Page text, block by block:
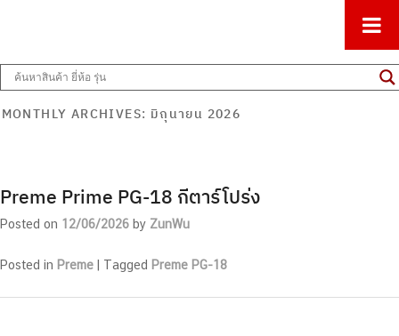
Music Arms
MONTHLY ARCHIVES: มิถุนายน 2026
Preme Prime PG-18 กีตาร์โปร่ง
Posted on 12/06/2026 by ZunWu
Posted in Preme Tagged Preme PG-18